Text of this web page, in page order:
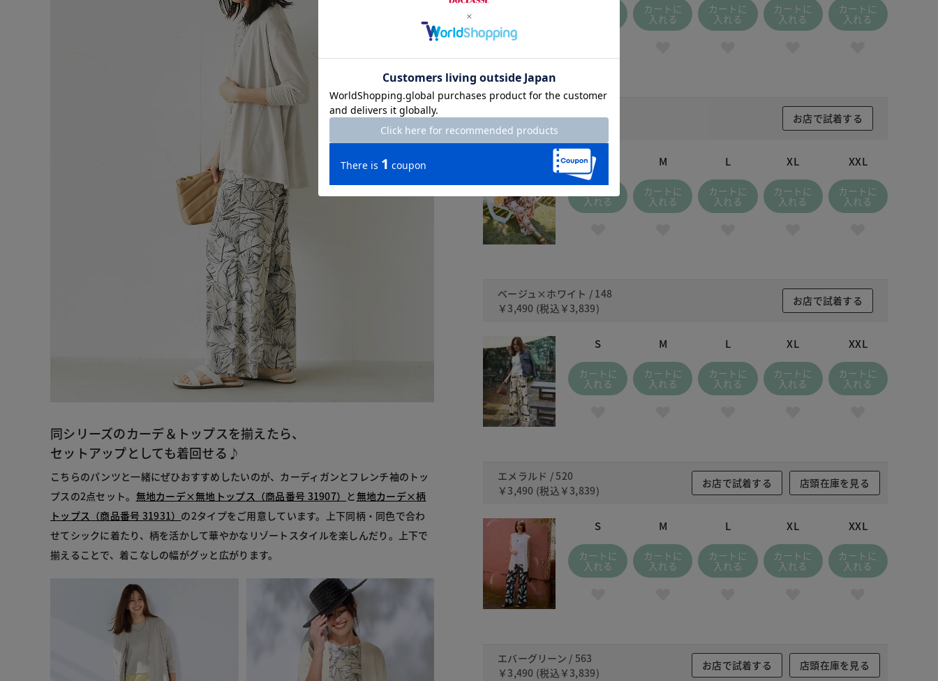
同シリーズのカーデ＆トップスを揃えたら、
セットアップとしても着回せる♪
こちらのパンツと一緒にぜひおすすめしたいのが、カーディガンとフレンチ袖のトッ
プスの2点セット。 無地カーデ×無地トップス（商品番号 31907） と無地カーデ×柄
トップス（商品番号 31931） の2タイプをご用意しています。上下同柄・同色で合わ
せてシックに着たり、柄を活かして華やかなリゾートスタイルを楽しんだり。上下で
揃えることで、着こなしの幅がグッと広がります。
カートに
入れる
カートに
入れる
カートに
入れる
カートに
入れる
￥3,490(税込
お店で試着する
S
入れる
M
カートに
入れる
L
カートに
入れる
XL
カートに
入れる
XXL
カートに
入れる
ベージュ×ホワイト / 148
￥3,490 (税込 ￥3,839)
お店で試着する
S
カートに
入れる
M
カートに
入れる
L
カートに
入れる
XL
カートに
入れる
XXL
カートに
入れる
エメラルド / 520
￥3,490 (税込 ￥3,839)
お店で試着する 店頭在庫を見る
S
カートに
入れる
M
カートに
入れる
L
カートに
入れる
XL
カートに
入れる
XXL
カートに
入れる
エバーグリーン / 563
￥3,490 (税込 ￥3,839)
お店で試着する 店頭在庫を見る